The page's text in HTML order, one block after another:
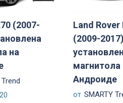
(2007-
на
Land
(2009-2017)
магнитола
Андроиде
от SMARTY